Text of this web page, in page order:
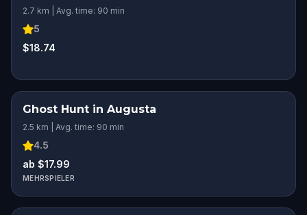
2.7 km | Avg. time: 90 min
5
$18.74
Ghost Hunt in Augusta
2.5 km | Avg. time: 90 min
4.5
ab $17.99
MEHRSPIELER